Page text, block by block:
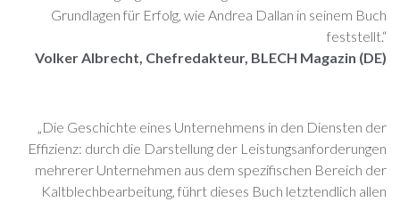
Grundlagen für Erfolg, wie Andrea Dallan in seinem Buch
feststellt.“
Volker Albrecht, Chefredakteur, BLECH Magazin (DE)
„Die Geschichte eines Unternehmens in den Diensten der
Effizienz: durch die Darstellung der Leistungsanforderungen
mehrerer Unternehmen aus dem spezifischen Bereich der
Kaltblechbearbeitung, führt dieses Buch letztendlich allen